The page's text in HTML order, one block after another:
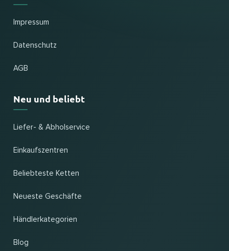
Impressum
Datenschutz
AGB
Neu und beliebt
Liefer- & Abholservice
Einkaufszentren
Beliebteste Ketten
Neueste Geschäfte
Händlerkategorien
Blog